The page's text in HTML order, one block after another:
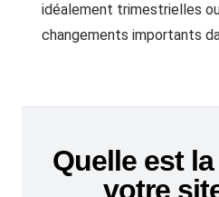
idéalement trimestrielles
changements importants
Quelle est
votre